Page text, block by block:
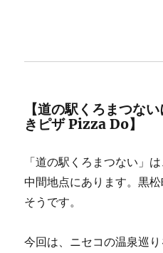
【道の駅くろまつな
きピザ Pizza Do】
「道の駅くろまつない」
中間地点にあります。黒
そうです。
今回は、ニセコの温泉巡